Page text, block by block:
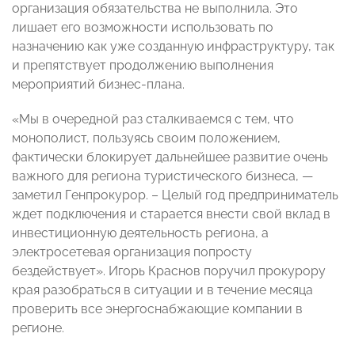
организация обязательства не выполнила. Это
лишает его возможности использовать по
назначению как уже созданную инфраструктуру, так
и препятствует продолжению выполнения
мероприятий бизнес-плана.
«Мы в очередной раз сталкиваемся с тем, что
монополист, пользуясь своим положением,
фактически блокирует дальнейшее развитие очень
важного для региона туристического бизнеса, —
заметил Генпрокурор. – Целый год предприниматель
ждет подключения и старается внести свой вклад в
инвестиционную деятельность региона, а
электросетевая организация попросту
бездействует». Игорь Краснов поручил прокурору
края разобраться в ситуации и в течение месяца
проверить все энергоснабжающие компании в
регионе.